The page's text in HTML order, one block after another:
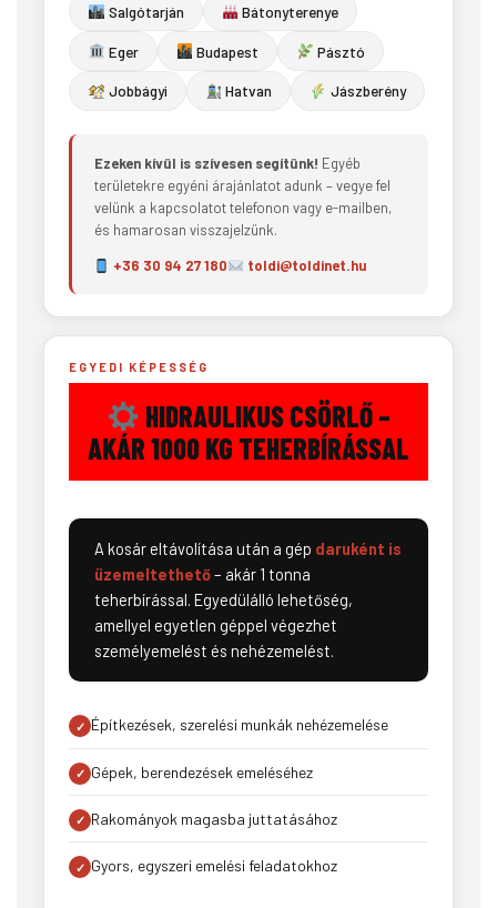
Salgótarján Bátonyterenye
Eger Budapest Pásztó
Jobbágyi Hatvan Jászberény
Ezeken kívül is szívesen segítünk! Egyéb
területekre egyéni árajánlatot adunk – vegye fel
velünk a kapcsolatot telefonon vagy e-mailben,
és hamarosan visszajelzünk.
+36 30 94 27 180 toldi@toldinet.hu
EGYEDI KÉPESSÉG
HIDRAULIKUS CSÖRLŐ –
AKÁR 1000 KG TEHERBÍRÁSSAL
A kosár eltávolítása után a gép daruként is
üzemeltethető– akár 1 tonna
teherbírással. Egyedülálló lehetőség,
amellyel egyetlen géppel végezhet
személyemelést és nehézemelést.
Építkezések, szerelési munkák nehézemelése
Gépek, berendezések emeléséhez
Rakományok magasba juttatásához
Gyors, egyszeri emelési feladatokhoz